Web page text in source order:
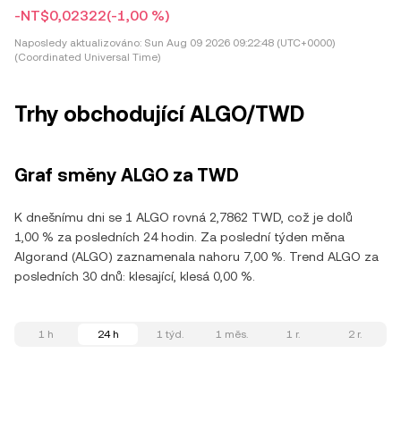
-NT$0,02322(-1,00 %)
Naposledy aktualizováno: Sun Aug 09 2026 09:22:48 (UTC+0000)
(Coordinated Universal Time)
Trhy obchodující ALGO/TWD
Graf směny ALGO za TWD
K dnešnímu dni se 1 ALGO rovná 2,7862 TWD, což je dolů
1,00 % za posledních 24 hodin. Za poslední týden měna
Algorand (ALGO) zaznamenala nahoru 7,00 %. Trend ALGO za
posledních 30 dnů: klesající, klesá 0,00 %.
1 h 24 h 1 týd. 1 měs. 1 r. 2 r.